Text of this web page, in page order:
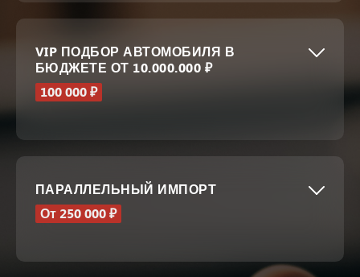
VIP ПОДБОР АВТОМОБИЛЯ В
БЮДЖЕТЕ ОТ 10.000.000 ₽
100 000 ₽
ПАРАЛЛЕЛЬНЫЙ ИМПОРТ
От 250 000 ₽